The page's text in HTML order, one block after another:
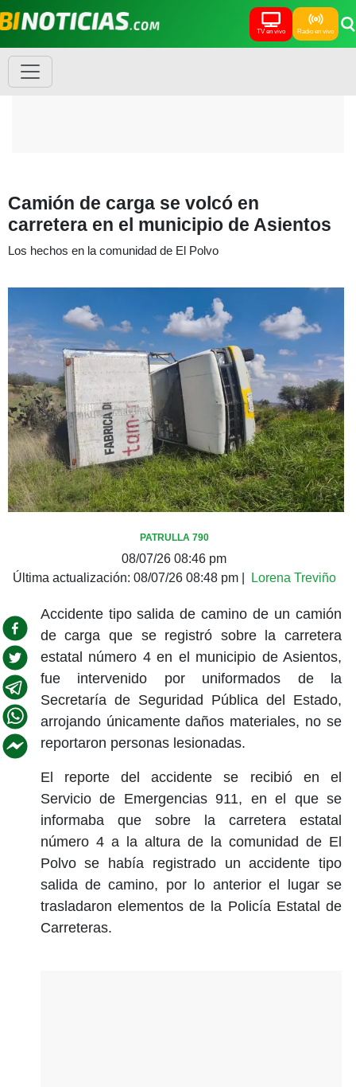
TV en vivo Radio en vivo
Camión de carga se volcó en
carretera en el municipio de Asientos
Los hechos en la comunidad de El Polvo
PATRULLA 790
08/07/26 08:46 pm
Última actualización: 08/07/26 08:48 pm| Lorena Treviño
Accidente tipo salida de camino de un camión
de carga que se registró sobre la carretera
estatal número 4 en el municipio de Asientos,
fue intervenido por uniformados de la
Secretaría de Seguridad Pública del Estado,
arrojando únicamente daños materiales, no se
reportaron personas lesionadas.
El reporte del accidente se recibió en el
Servicio de Emergencias 911, en el que se
informaba que sobre la carretera estatal
número 4 a la altura de la comunidad de El
Polvo se había registrado un accidente tipo
salida de camino, por lo anterior el lugar se
trasladaron elementos de la Policía Estatal de
Carreteras.